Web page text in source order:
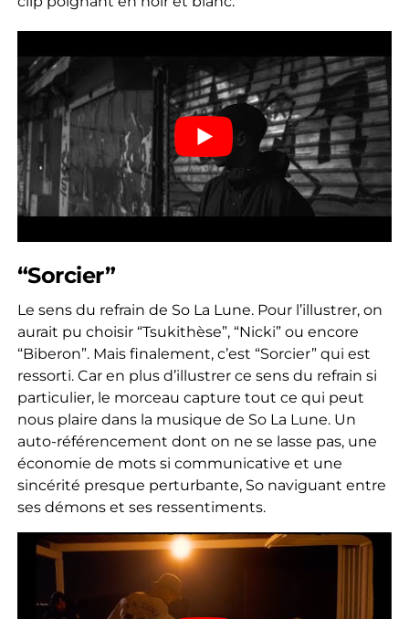
“Sorcier”
Le sens du refrain de So La Lune. Pour l’illustrer, on
aurait pu choisir “Tsukithèse”, “Nicki” ou encore
“Biberon”. Mais finalement, c’est “Sorcier” qui est
ressorti. Car en plus d’illustrer ce sens du refrain si
particulier, le morceau capture tout ce qui peut
nous plaire dans la musique de So La Lune. Un
auto-référencement dont on ne se lasse pas, une
économie de mots si communicative et une
sincérité presque perturbante, So naviguant entre
ses démons et ses ressentiments.